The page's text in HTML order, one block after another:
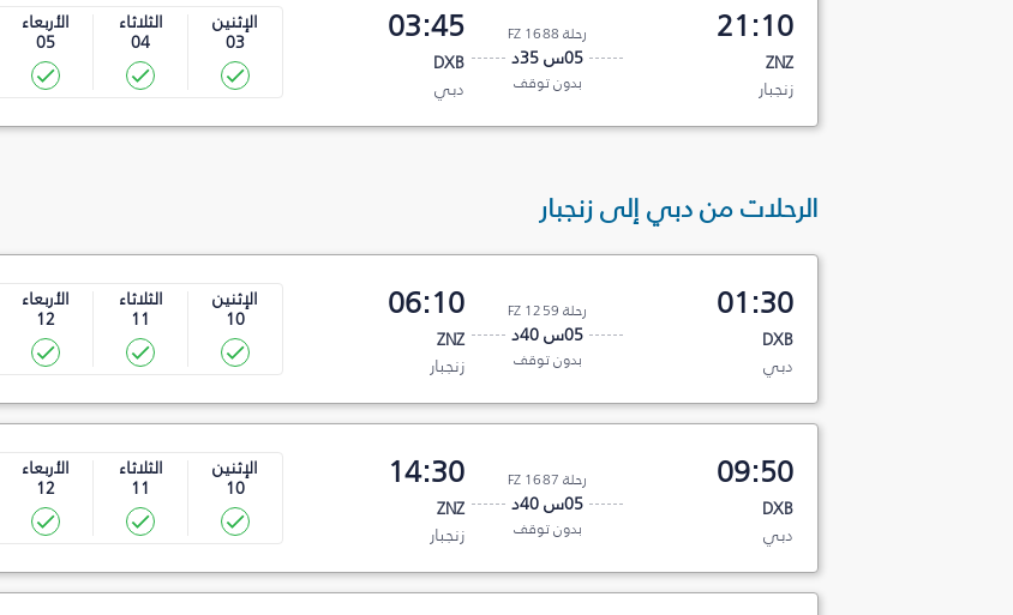
21:10
ZNZ
زنجبار
رحلة FZ 1688
05س 35د
بدون توقف
03:45
DXB
دبي
الإثنين
03
الثلاثاء
04
الأربعاء
05
الرحلات من دبي إلى زنجبار
01:30
DXB
دبي
رحلة FZ 1259
05س 40د
بدون توقف
06:10
ZNZ
زنجبار
الإثنين
10
الثلاثاء
11
الأربعاء
12
09:50
DXB
دبي
رحلة FZ 1687
05س 40د
بدون توقف
14:30
ZNZ
زنجبار
الإثنين
10
الثلاثاء
11
الأربعاء
12